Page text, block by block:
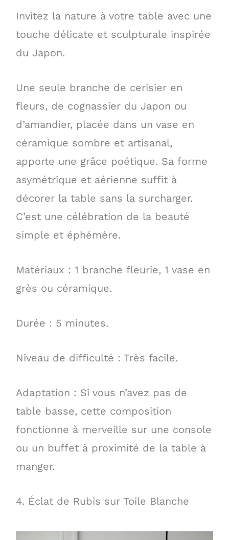
Invitez la nature à votre table avec une
touche délicate et sculpturale inspirée
du Japon.
Une seule branche de cerisier en
fleurs, de cognassier du Japon ou
d’amandier, placée dans un vase en
céramique sombre et artisanal,
apporte une grâce poétique. Sa forme
asymétrique et aérienne suffit à
décorer la table sans la surcharger.
C’est une célébration de la beauté
simple et éphémère.
Matériaux : 1 branche fleurie, 1 vase en
grès ou céramique.
Durée : 5 minutes.
Niveau de difficulté : Très facile.
Adaptation : Si vous n’avez pas de
table basse, cette composition
fonctionne à merveille sur une console
ou un buffet à proximité de la table à
manger.
4. Éclat de Rubis sur Toile Blanche